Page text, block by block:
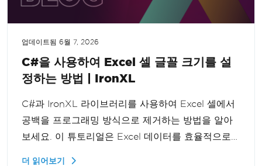
업데이트됨 6월 7, 2026
C#을 사용하여 Excel 셀 글꼴 크기를 설
정하는 방법 | IronXL
C#과 IronXL 라이브러리를 사용하여 Excel 셀에서
공백을 프로그래밍 방식으로 제거하는 방법을 알아
보세요. 이 튜토리얼은 Excel 데이터를 효율적으로
더 읽어보기